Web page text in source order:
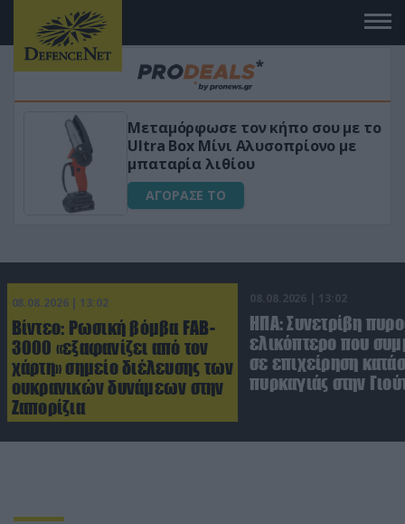
«Μαγική» φόρμουλα τριβόλι + VIP
για αύξηση της λίμπιντο
ΑΓΟΡΑΣΕ ΤΟ
08.08.2026 | 13:02
Βίντεο: Ρωσική βόμβα FAB-
3000 «εξαφανίζει από τον
χάρτη» σημείο διέλευσης των
ουκρανικών δυνάμεων στην
Ζαπορίζια
08.08.2026 | 13:02
ΗΠΑ: Συνετρίβη
ελικόπτερο που
σε επιχείρηση
πυρκαγιάς στην